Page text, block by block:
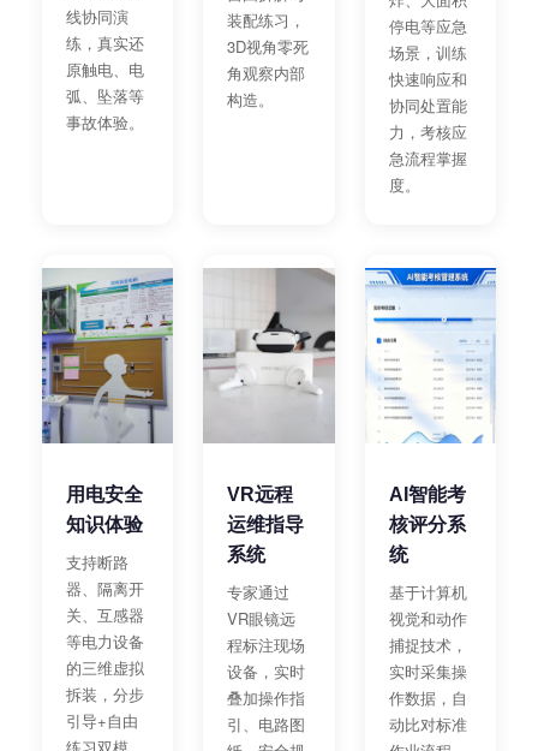
线协同演
练，真实还
原触电、电
弧、坠落等
事故体验。
装配练习，
3D视角零死
角观察内部
构造。
停电等应急
场景，训练
快速响应和
协同处置能
力，考核应
急流程掌握
度。
用电安全
知识体验
支持断路
器、隔离开
关、互感器
等电力设备
的三维虚拟
拆装，分步
引导+自由
VR远程
运维指导
系统
专家通过
VR眼镜远
程标注现场
设备，实时
叠加操作指
引、电路图
AI智能考
核评分系
统
基于计算机
视觉和动作
捕捉技术，
实时采集操
作数据，自
动比对标准